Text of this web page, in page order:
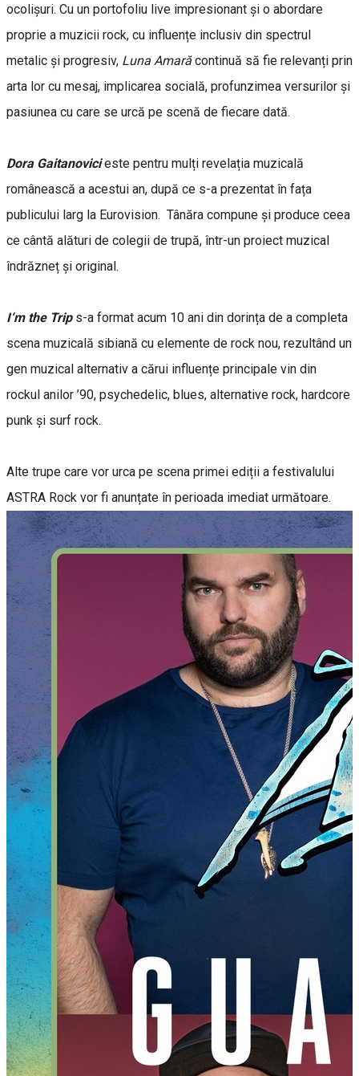
ocolișuri. Cu un portofoliu live impresionant și o abordare
proprie a muzicii rock, cu influențe inclusiv din spectrul
metalic și progresiv, Luna Amarăcontinuă să fie relevanți prin
arta lor cu mesaj, implicarea socială, profunzimea versurilor și
pasiunea cu care se urcă pe scenă de fiecare dată.
Dora Gaitanovicieste pentru mulți revelația muzicală
românească a acestui an, după ce s-a prezentat în fața
publicului larg la Eurovision. Tânăra compune și produce ceea
ce cântă alături de colegii de trupă, într-un proiect muzical
îndrăzneț și original.
I‘m the Trips-a format acum 10 ani din dorința de a completa
scena muzicală sibiană cu elemente de rock nou, rezultând un
gen muzical alternativ a cărui influențe principale vin din
rockul anilor ’90, psychedelic, blues, alternative rock, hardcore
punk și surf rock.
Alte trupe care vor urca pe scena primei ediții a festivalului
ASTRA Rock vor fi anunțate în perioada imediat următoare.